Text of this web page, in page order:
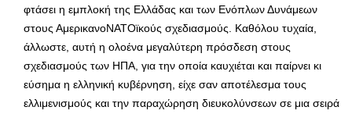
φτάσει η εμπλοκή της Ελλάδας και των Ενόπλων Δυνάμεων
στους ΑμερικανοΝΑΤΟϊκούς σχεδιασμούς. Καθόλου τυχαία,
άλλωστε, αυτή η ολοένα μεγαλύτερη πρόσδεση στους
σχεδιασμούς των ΗΠΑ, για την οποία καυχιέται και παίρνει κι
εύσημα η ελληνική κυβέρνηση, είχε σαν αποτέλεσμα τους
ελλιμενισμούς και την παραχώρηση διευκολύνσεων σε μια σειρά